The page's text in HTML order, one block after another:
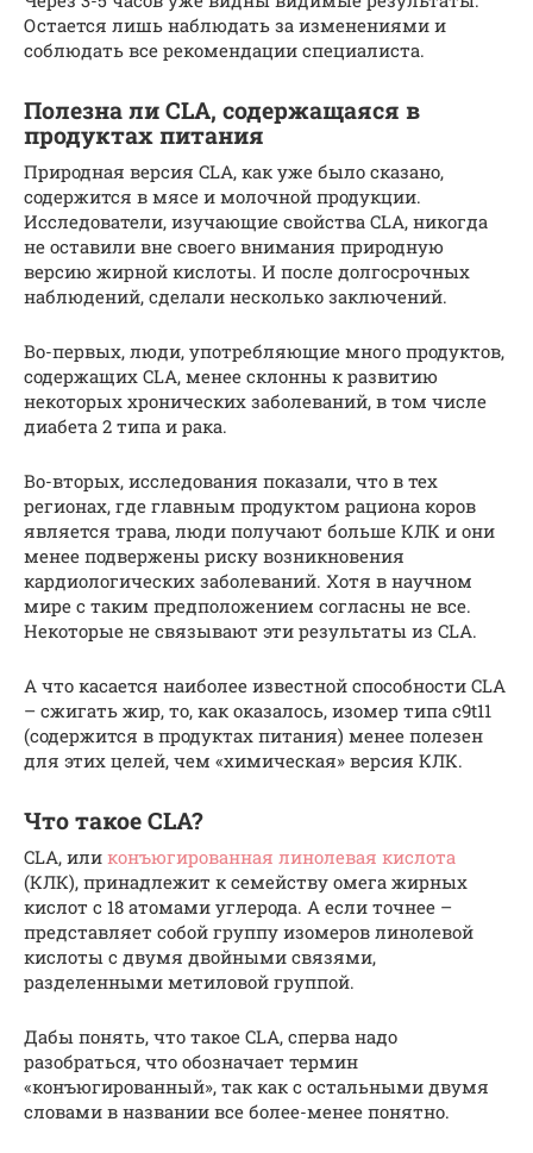
Остается лишь наблюдать за изменениями и
соблюдать все рекомендации специалиста.
Полезна ли CLA, содержащаяся в
продуктах питания
Природная версия CLA, как уже было сказано,
содержится в мясе и молочной продукции.
Исследователи, изучающие свойства CLA, никогда
не оставили вне своего внимания природную
версию жирной кислоты. И после долгосрочных
наблюдений, сделали несколько заключений.
Во-первых, люди, употребляющие много продуктов,
содержащих CLA, менее склонны к развитию
некоторых хронических заболеваний, в том числе
диабета 2 типа и рака.
Во-вторых, исследования показали, что в тех
регионах, где главным продуктом рациона коров
является трава, люди получают больше КЛК и они
менее подвержены риску возникновения
кардиологических заболеваний. Хотя в научном
мире с таким предположением согласны не все.
Некоторые не связывают эти результаты из CLA.
А что касается наиболее известной способности CLA
– сжигать жир, то, как оказалось, изомер типа c9t11
(содержится в продуктах питания) менее полезен
для этих целей, чем «химическая» версия КЛК.
Что такое CLA?
CLA, или конъюгированная линолевая кислота
(КЛК), принадлежит к семейству омега жирных
кислот с 18 атомами углерода. А если точнее –
представляет собой группу изомеров линолевой
кислоты с двумя двойными связями,
разделенными метиловой группой.
Дабы понять, что такое CLA, сперва надо
разобраться, что обозначает термин
«конъюгированный», так как с остальными двумя
словами в названии все более-менее понятно.